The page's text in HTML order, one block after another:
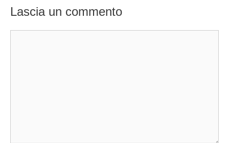
Lascia un commento